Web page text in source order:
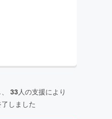
33人の支援により
しました